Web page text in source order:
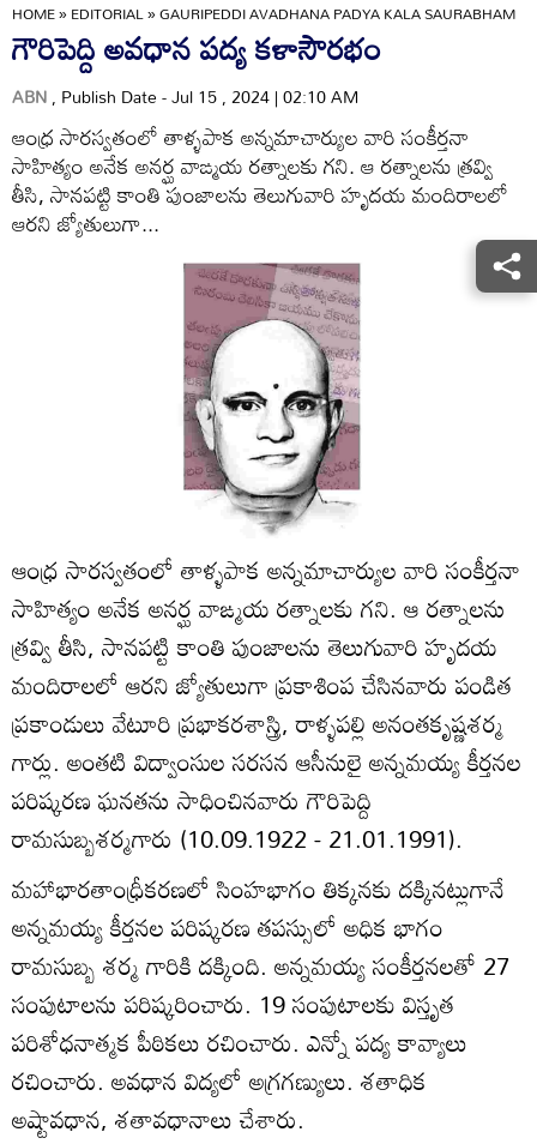
HOME»EDITORIAL»GAURIPEDDI AVADHANA PADYA KALA SAURABHAM
గౌరిపెద్ది అవధాన పద్య కళాసౌరభం
ABN, Publish Date - Jul 15 , 2024 | 02:10 AM
ఆంధ్ర సారస్వతంలో తాళ్ళపాక అన్నమాచార్యుల వారి సంకీర్తనా
సాహిత్యం అనేక అనర్ఘ వాఙ్మయ రత్నాలకు గని. ఆ రత్నాలను త్రవ్వి
తీసి, సానపట్టి కాంతి పుంజాలను తెలుగువారి హృదయ మందిరాలలో
ఆరని జ్యోతులుగా...
ఆంధ్ర సారస్వతంలో తాళ్ళపాక అన్నమాచార్యుల వారి సంకీర్తనా
సాహిత్యం అనేక అనర్ఘ వాఙ్మయ రత్నాలకు గని. ఆ రత్నాలను
త్రవ్వి తీసి, సానపట్టి కాంతి పుంజాలను తెలుగువారి హృదయ
మందిరాలలో ఆరని జ్యోతులుగా ప్రకాశింప చేసినవారు పండిత
ప్రకాండులు వేటూరి ప్రభాకరశాస్త్రి, రాళ్ళపల్లి అనంతకృష్ణశర్మ
గార్లు. అంతటి విద్వాంసుల సరసన ఆసీనులై అన్నమయ్య కీర్తనల
పరిష్కరణ ఘనతను సాధించినవారు గౌరిపెద్ది
రామసుబ్బశర్మగారు (10.09.1922 - 21.01.1991).
మహాభారతాంధ్రీకరణలో సింహభాగం తిక్కనకు దక్కినట్లుగానే
అన్నమయ్య కీర్తనల పరిష్కరణ తపస్సులో అధిక భాగం
రామసుబ్బ శర్మ గారికి దక్కింది. అన్నమయ్య సంకీర్తనలతో 27
సంపుటాలను పరిష్కరించారు. 19 సంపుటాలకు విస్తృత
పరిశోధనాత్మక పీఠికలు రచించారు. ఎన్నో పద్య కావ్యాలు
రచించారు. అవధాన విద్యలో అగ్రగణ్యులు. శతాధిక
అష్టావధాన, శతావధానాలు చేశారు.